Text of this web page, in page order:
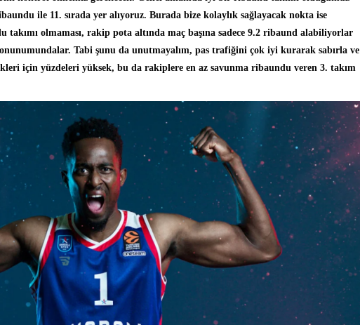
ile 11. sırada yer alıyoruz. Burada bize kolaylık sağlayacak nokta ise
olmaması, rakip pota altında maç başına sadece 9.2 ribaund alabiliyorlar
Tabi şunu da unutmayalım, pas trafiğini çok iyi kurarak sabırla ve
için yüzdeleri yüksek, bu da rakiplere en az savunma ribaundu veren 3. takım